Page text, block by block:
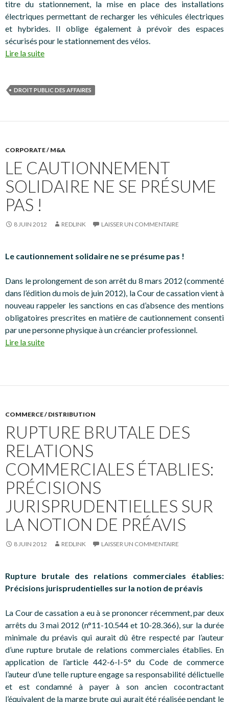
titre du stationnement, la mise en place des installations
électriques permettant de recharger les véhicules électriques
et hybrides. Il oblige également à prévoir des espaces
sécurisés pour le stationnement des vélos.
Lire la suite
DROIT PUBLIC DES AFFAIRES
CORPORATE / M&A
LE CAUTIONNEMENT
SOLIDAIRE NE SE PRÉSUME
PAS !
8 JUIN 2012 REDLINK LAISSER UN COMMENTAIRE
Le cautionnement solidaire ne se présume pas !
Dans le prolongement de son arrêt du 8 mars 2012 (commenté
dans l’édition du mois de juin 2012), la Cour de cassation vient à
nouveau rappeler les sanctions en cas d’absence des mentions
obligatoires prescrites en matière de cautionnement consenti
par une personne physique à un créancier professionnel.
Lire la suite
COMMERCE / DISTRIBUTION
RUPTURE BRUTALE DES
RELATIONS
COMMERCIALES ÉTABLIES:
PRÉCISIONS
JURISPRUDENTIELLES SUR
LA NOTION DE PRÉAVIS
8 JUIN 2012 REDLINK LAISSER UN COMMENTAIRE
Rupture brutale des relations commerciales établies:
Précisions jurisprudentielles sur la notion de préavis
La Cour de cassation a eu à se prononcer récemment, par deux
arrêts du 3 mai 2012 (n°11-10.544 et 10-28.366), sur la durée
minimale du préavis qui aurait dû être respecté par l’auteur
d’une rupture brutale de relations commerciales établies. En
application de l’article 442-6-I-5° du Code de commerce
l’auteur d’une telle rupture engage sa responsabilité délictuelle
et est condamné à payer à son ancien cocontractant
l’équivalent de la marge brute qui aurait été réalisée pendant le